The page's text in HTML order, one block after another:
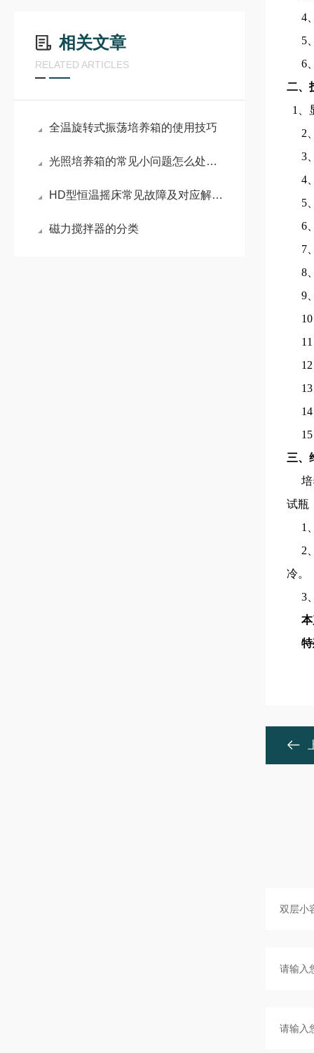
相关文章
RELATED ARTICLES
全温旋转式振荡培养箱的使用技巧
光照培养箱的常见小问题怎么处理呢？
HD型恒温摇床常见故障及对应解决办法大公开
磁力搅拌器的分类
4
5
6
二、
1、
2
3
4
5
6
7
8
9
10
1 5
三、
试瓶
1
2
冷。
3